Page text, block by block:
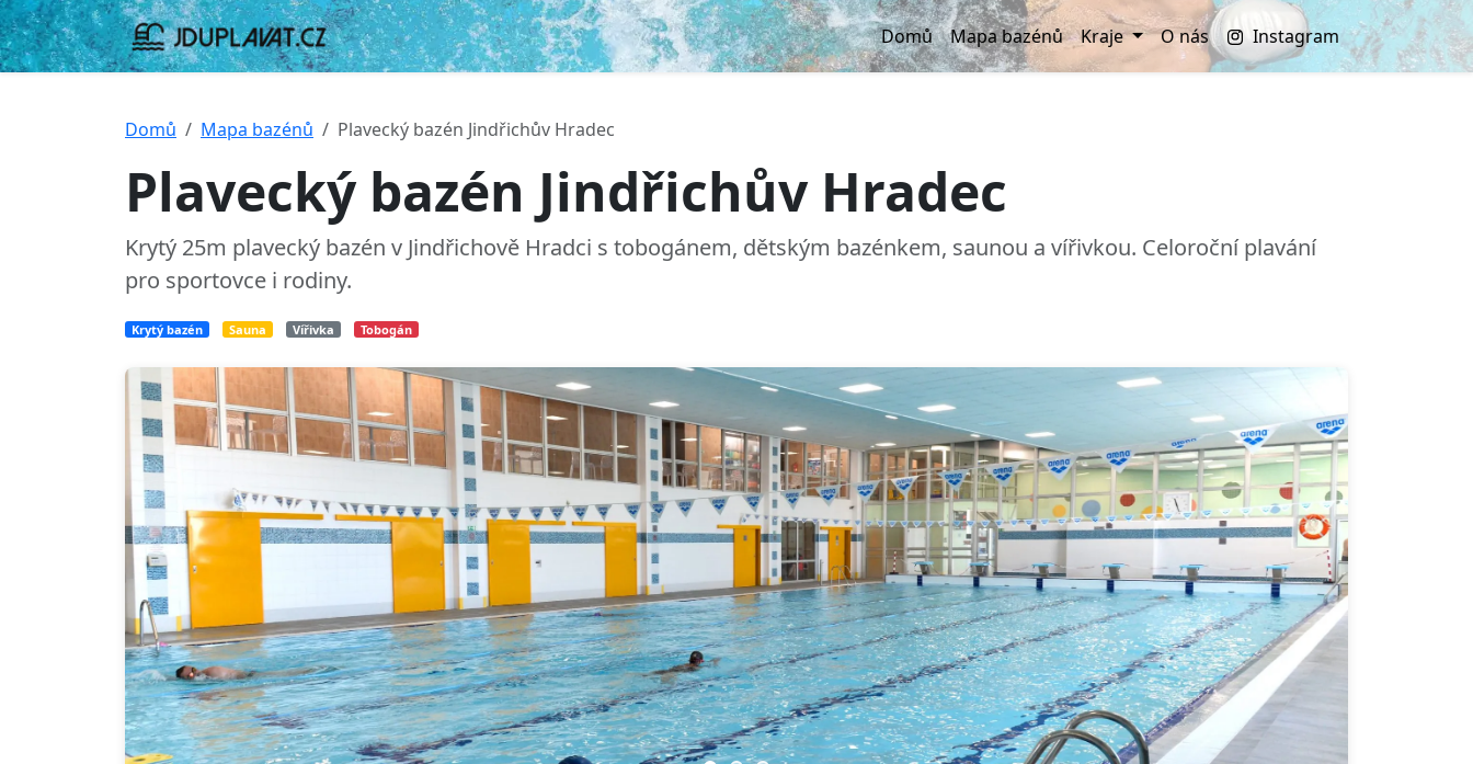
Domů Mapa bazénů Kraje O nás Instagram
Domů Mapa bazénů Plavecký bazén Jindřichův Hradec
Plavecký bazén Jindřichův Hradec
Krytý 25m plavecký bazén v Jindřichově Hradci s tobogánem, dětským bazénkem, saunou a vířivkou. Celoroční plavání
pro sportovce i rodiny.
Krytý bazén Sauna Vířivka Tobogán